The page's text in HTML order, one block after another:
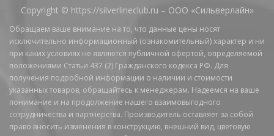
Copyright © https://silverlineclub.ru – ООО «Сильверлайн»
Обращаем ваше внимание на то, что данные цены носят
исключительно информационный (ознакомительный) характер и ни
при каких условиях не являются публичной офертой, определяемой
положениями Статьи 437 (2) Гражданского кодекса РФ. Для
получения подробной информации о наличии и стоимости
указанных товаров, обращайтесь к менеджерам. Надеемся на ваше
понимание и на продолжение нашего взаимовыгодного
сотрудничества и партнерства. Производитель оставляет за собой
право вносить изменения в конструкцию, внешний вид, цветовую